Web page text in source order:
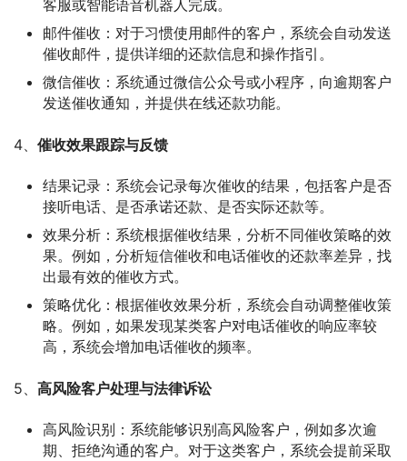
客服或智能语音机器人完成。
邮件催收：对于习惯使用邮件的客户，系统会自动发送
催收邮件，提供详细的还款信息和操作指引。
微信催收：系统通过微信公众号或小程序，向逾期客户
发送催收通知，并提供在线还款功能。
4、 催收效果跟踪与反馈
结果记录：系统会记录每次催收的结果，包括客户是否
接听电话、是否承诺还款、是否实际还款等。
效果分析：系统根据催收结果，分析不同催收策略的效
果。例如，分析短信催收和电话催收的还款率差异，找
出最有效的催收方式。
策略优化：根据催收效果分析，系统会自动调整催收策
略。例如，如果发现某类客户对电话催收的响应率较
高，系统会增加电话催收的频率。
5、 高风险客户处理与法律诉讼
高风险识别：系统能够识别高风险客户，例如多次逾
期、拒绝沟通的客户。对于这类客户，系统会提前采取